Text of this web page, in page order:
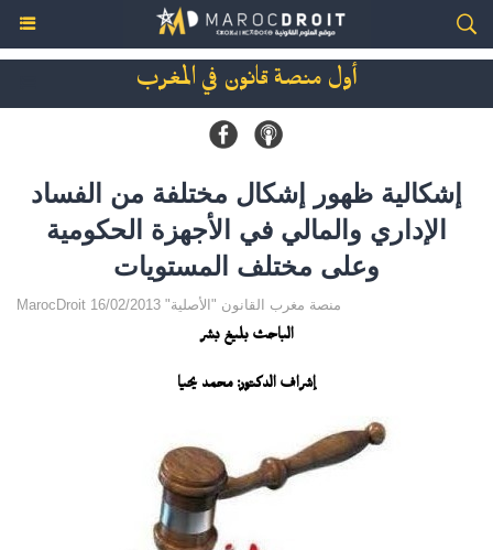
أول منصة قانون في المغرب
إشكالية ظهور إشكال مختلفة من الفساد
الإداري والمالي في الأجهزة الحكومية
وعلى مختلف المستويات
MarocDroit منصة مغرب القانون "الأصلية" 16/02/2013
الباحث بليغ بشر
إشراف الدكتور: محمد يحيا